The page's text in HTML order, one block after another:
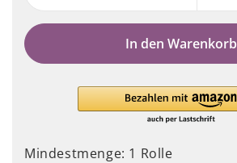
In den Warenkorb
Mindestmenge: 1 Rolle